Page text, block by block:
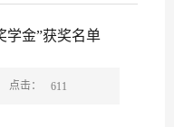
学金”获奖名单
点击： 611